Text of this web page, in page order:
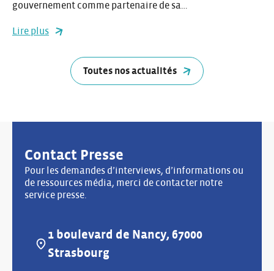
gouvernement comme partenaire de sa…
Lire plus
Toutes nos actualités
Contact Presse
Pour les demandes d’interviews, d’informations ou
de ressources média, merci de contacter notre
service presse.
Adresse :
1 boulevard de Nancy, 67000
Strasbourg